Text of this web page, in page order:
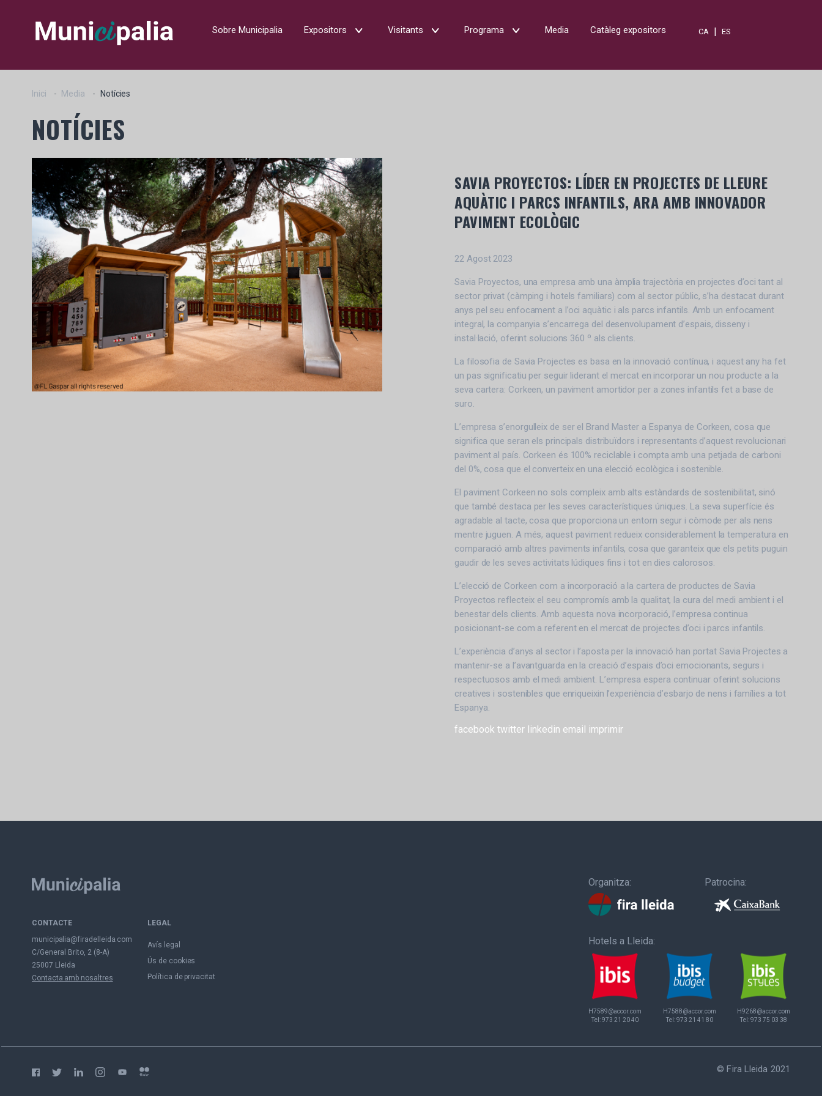
Sobre Municipalia Expositors Visitants Programa Media Catàleg expositors CA |ES
Inici Media Notícies
NOTÍCIES
SAVIA PROYECTOS: LÍDER EN PROJECTES DE LLEURE
AQUÀTIC I PARCS INFANTILS, ARA AMB INNOVADOR
PAVIMENT ECOLÒGIC
22 Agost 2023
Savia Proyectos, una empresa amb una àmplia trajectòria en projectes d’oci tant al
sector privat (càmping i hotels familiars) com al sector públic, s’ha destacat durant
anys pel seu enfocament a l’oci aquàtic i als parcs infantils. Amb un enfocament
integral, la companyia s’encarrega del desenvolupament d’espais, disseny i
instal·lació, oferint solucions 360 º als clients.
La filosofia de Savia Projectes es basa en la innovació contínua, i aquest any ha fet
un pas significatiu per seguir liderant el mercat en incorporar un nou producte a la
seva cartera: Corkeen, un paviment amortidor per a zones infantils fet a base de
suro.
L’empresa s’enorgulleix de ser el Brand Master a Espanya de Corkeen, cosa que
significa que seran els principals distribuïdors i representants d’aquest revolucionari
paviment al país. Corkeen és 100% reciclable i compta amb una petjada de carboni
del 0%, cosa que el converteix en una elecció ecològica i sostenible.
El paviment Corkeen no sols compleix amb alts estàndards de sostenibilitat, sinó
que també destaca per les seves característiques úniques. La seva superfície és
agradable al tacte, cosa que proporciona un entorn segur i còmode per als nens
mentre juguen. A més, aquest paviment redueix considerablement la temperatura en
comparació amb altres paviments infantils, cosa que garanteix que els petits puguin
gaudir de les seves activitats lúdiques fins i tot en dies calorosos.
L’elecció de Corkeen com a incorporació a la cartera de productes de Savia
Proyectos reflecteix el seu compromís amb la qualitat, la cura del medi ambient i el
benestar dels clients. Amb aquesta nova incorporació, l’empresa continua
posicionant-se com a referent en el mercat de projectes d’oci i parcs infantils.
L’experiència d’anys al sector i l’aposta per la innovació han portat Savia Projectes a
mantenir-se a l’avantguarda en la creació d’espais d’oci emocionants, segurs i
respectuosos amb el medi ambient. L’empresa espera continuar oferint solucions
creatives i sostenibles que enriqueixin l’experiència d’esbarjo de nens i famílies a tot
Espanya.
facebook twitter linkedin email imprimir
CONTACTE
municipalia@firadelleida.com
C/General Brito, 2 (8-A)
25007 Lleida
Contacta amb nosaltres
LEGAL
Avís legal
Ús de cookies
Política de privacitat
Organitza: Patrocina:
Hotels a Lleida:
H7589@accor.com
Tel:973 21 20 40
H7588@accor.com
Tel:973 21 41 80
H9268@accor.com
Tel:973 75 03 38
© Fira Lleida 2021